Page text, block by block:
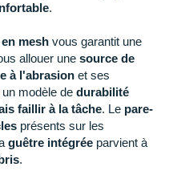
.
mesh vous garantit une
allouer une source de
à l'abrasion et ses
modèle de durabilité
faillir à la tâche. Le pare-
présents sur les
guêtre intégrée parvient à
.